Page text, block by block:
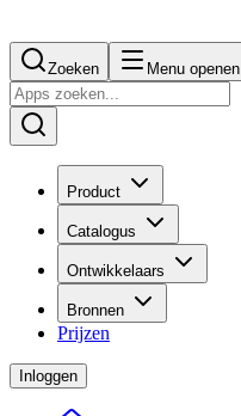
Zoeken Menu openen
Product
Catalogus
Ontwikkelaars
Bronnen
Prijzen
Inloggen